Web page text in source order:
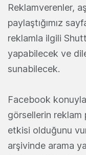
Reklamverenler,
paylaştığımız
reklamla ilgili
yapabilecek ve
sunabilecek.
Facebook
görsellerin reklam
etkisi olduğunu
arşivinde arama